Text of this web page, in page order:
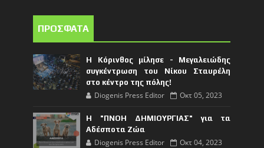
ΠΡΟΣΦΑΤΑ
Η Κόρινθος μίλησε - Μεγαλειώδης
συγκέντρωση του Νίκου Σταυρέλη
στο κέντρο της πόλης!
Diogenis Press Editor Οκτ 05, 2023
Η "ΠΝΟΗ ΔΗΜΙΟΥΡΓΙΑΣ" για τα
Αδέσποτα Ζώα
Diogenis Press Editor Οκτ 04, 2023